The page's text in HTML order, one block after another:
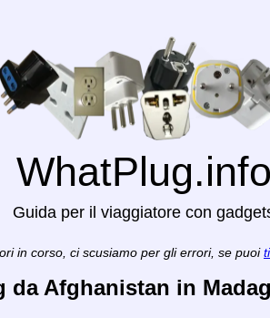
WhatPlug.info
Guida per il viaggiatore con
in corso, ci scusiamo per gli errori, se puoi
da Afghanistan in